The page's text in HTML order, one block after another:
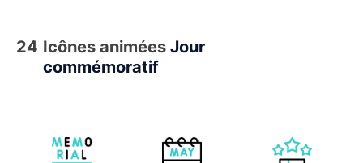
24 Icônes animées Jour
commémoratif